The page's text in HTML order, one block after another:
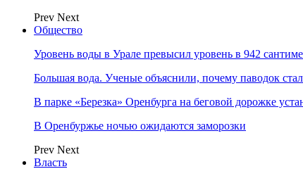
Prev Next
Общество
Уровень воды в Урале превысил уровень в 942
Большая вода. Ученые объяснили, почему паводок
В парке «Березка» Оренбурга на беговой дорожке
В Оренбуржье ночью ожидаются заморозки
Prev Next
Власть